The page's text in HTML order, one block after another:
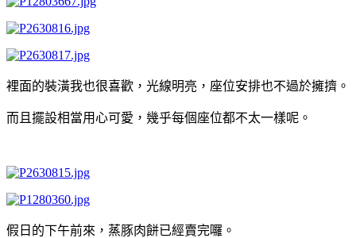
裡面的裝潢我也很喜歡，光線明亮，座位安排也不過於擁擠。
而且擺設相當用心可愛，幾乎每個座位都不太一樣呢。
假日的下午前來，蒸豚肉餅已經賣完囉。